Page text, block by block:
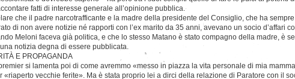
fatti di interesse generale all’opinione pubblica.
che il padre narcotrafficante e la madre della presidente del Consiglio, che ha sempre
di non avere notizie né rapporti con l’ex marito da 35 anni, avevano un socio d’affari
Meloni faceva già politica, e che lo stesso Matano è stato compagno della madre, è
notizia degna di essere pubblicata.
E PROPAGANDA
si lamenta poi di come avremmo «messo in piazza la vita personale di mia
«riaperto vecchie ferite». Ma è stata proprio lei a dirci della relazione di Paratore con il